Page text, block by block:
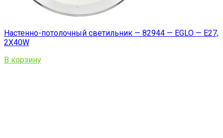
Настенно-потолочный светильник — 82944 — EGLO — E27,
2X40W
В корзину